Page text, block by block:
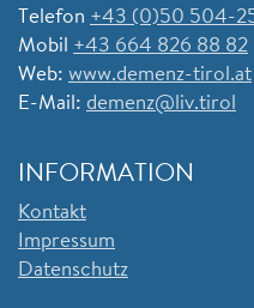
Telefon +43 (0)50 504-
Mobil +43 664 826 88 82
Web: www.demenz-tirol.at
E-Mail: demenz@liv.tirol
INFORMATION
Kontakt
Impressum
Datenschutz